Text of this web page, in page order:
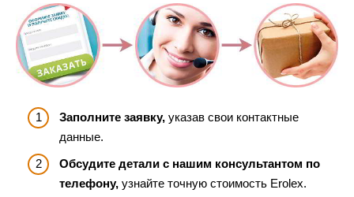
Заполните заявку, указав свои контактные
данные.
Обсудите детали с нашим консультантом по
телефону, узнайте точную стоимость Erolex.